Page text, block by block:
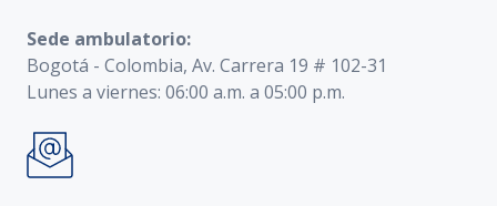
Sede ambulatorio:
Bogotá - Colombia, Av. Carrera 19 # 102-31
Lunes a viernes: 06:00 a.m. a 05:00 p.m.